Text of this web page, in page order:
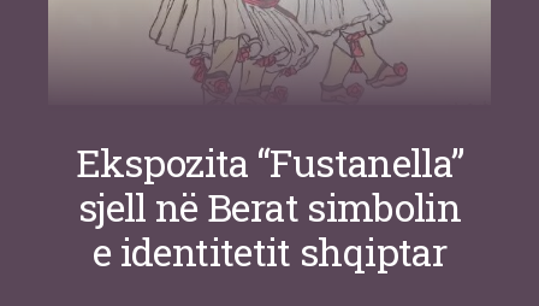
Ekspozita “Fustanella”
sjell në Berat simbolin
e identitetit shqiptar